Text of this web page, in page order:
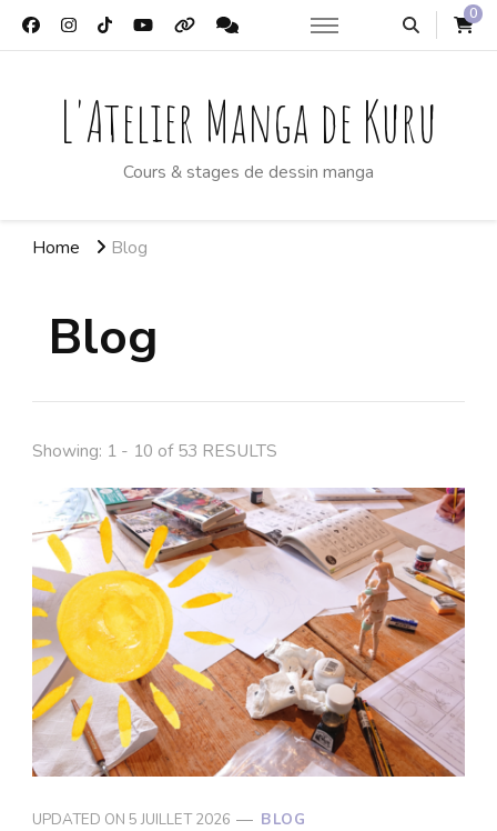
0
L'Atelier Manga de Kuru
Cours & stages de dessin manga
Home Blog
Blog
Showing: 1 - 10 of 53 RESULTS
UPDATED ON 5 JUILLET 2026 BLOG